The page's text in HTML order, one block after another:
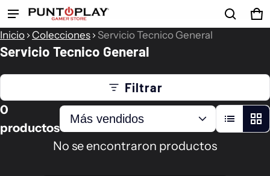
0
Producto añadido al carrito
Ver carrito (
Acepto losTerminos y Condiciones
Finalizar compra
Inicio Colecciones Servicio Tecnico General
Servicio Tecnico General
Filtrar
0
productos
No se encontraron productos